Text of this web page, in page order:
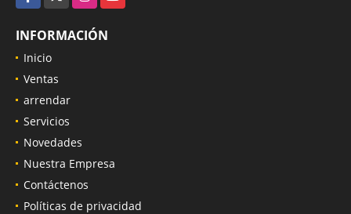
INFORMACIÓN
Inicio
Ventas
arrendar
Servicios
Novedades
Nuestra Empresa
Contáctenos
Políticas de privacidad